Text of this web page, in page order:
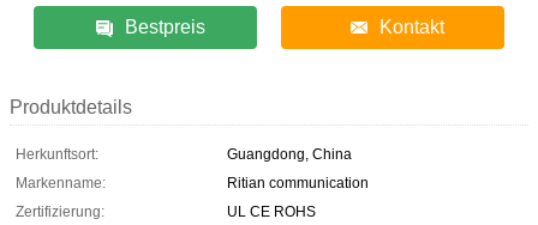
Bestpreis Kontakt
Produktdetails
Herkunftsort:
Guangdong, China
Markenname:
Ritian communication
Zertifizierung:
UL CE ROHS